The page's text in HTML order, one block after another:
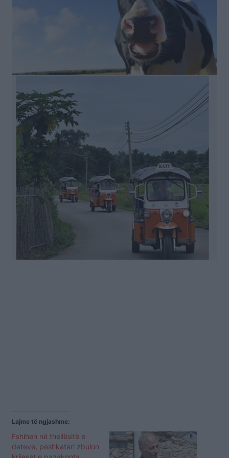
Lajme të ngjashme:
Fshihen në thellësitë e
deteve, peshkatari zbulon